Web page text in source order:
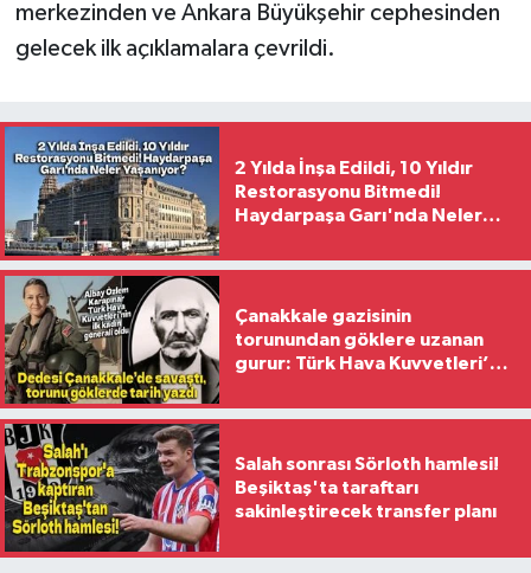
merkezinden ve Ankara Büyükşehir cephesinden
gelecek ilk açıklamalara çevrildi.
2 Yılda İnşa Edildi, 10 Yıldır
Restorasyonu Bitmedi!
Haydarpaşa Garı'nda Neler
Çanakkale gazisinin
torunundan göklere uzanan
gurur: Türk Hava Kuvvetleri’nin
Salah sonrası Sörloth hamlesi!
Beşiktaş'ta taraftarı
sakinleştirecek transfer planı